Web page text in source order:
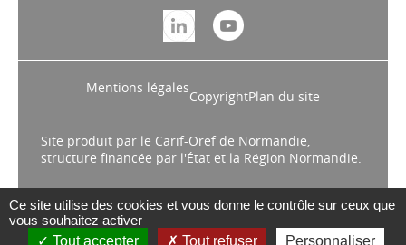
Mentions légales
CopyrightPlan du site
Site produit par le Carif-Oref de Normandie,
structure financée par l'État et la Région Normandie.
Ce site utilise des cookies et vous donne le contrôle sur ceux que
vous souhaitez activer
Tout accepter
Tout refuser Personnaliser